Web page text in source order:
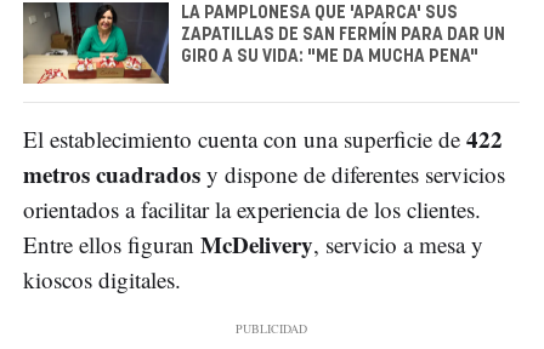
LA PAMPLONESA QUE 'APARCA' SUS
ZAPATILLAS DE SAN FERMÍN PARA DAR UN
GIRO A SU VIDA: "ME DA MUCHA PENA"
El establecimiento cuenta con una superficie de 422
metros cuadrados y dispone de diferentes servicios
orientados a facilitar la experiencia de los clientes.
Entre ellos figuran McDelivery, servicio a mesa y
kioscos digitales.